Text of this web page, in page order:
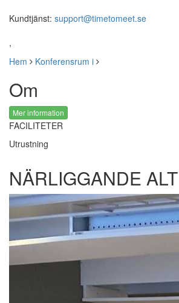
Kundtjänst: support@timetomeet.se
,
Hem
Konferensrum i
Om
Mer information
FACILITETER
Utrustning
NÄRLIGGANDE